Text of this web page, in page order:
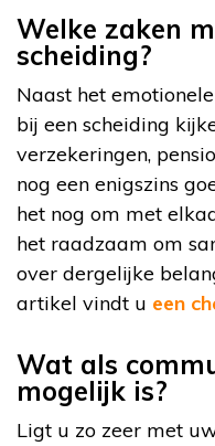
Welke zaken
scheiding?
Naast het
bij een scheiding
verzekeringen,
nog een enigszins
het nog om met
het raadzaam om
over dergelijke
artikel vindt u een
Wat als
mogelijk is?
Ligt u zo zeer met